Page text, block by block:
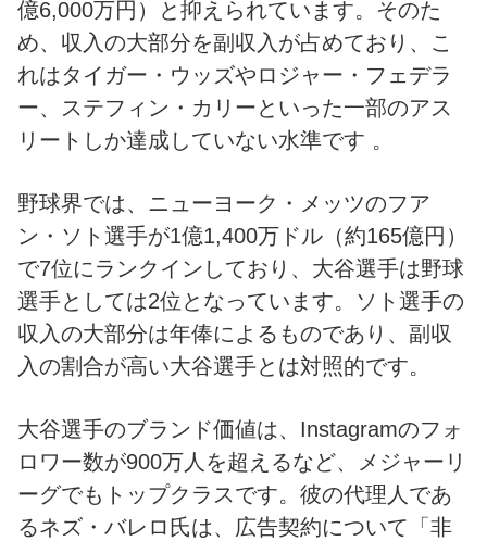
億6,000万円）と抑えられています。そのた
め、収入の大部分を副収入が占めており、こ
れはタイガー・ウッズやロジャー・フェデラ
ー、ステフィン・カリーといった一部のアス
リートしか達成していない水準です 。
野球界では、ニューヨーク・メッツのフア
ン・ソト選手が1億1,400万ドル（約165億円）
で7位にランクインしており、大谷選手は野球
選手としては2位となっています。ソト選手の
収入の大部分は年俸によるものであり、副収
入の割合が高い大谷選手とは対照的です。
大谷選手のブランド価値は、Instagramのフォ
ロワー数が900万人を超えるなど、メジャーリ
ーグでもトップクラスです。彼の代理人であ
るネズ・バレロ氏は、広告契約について「非